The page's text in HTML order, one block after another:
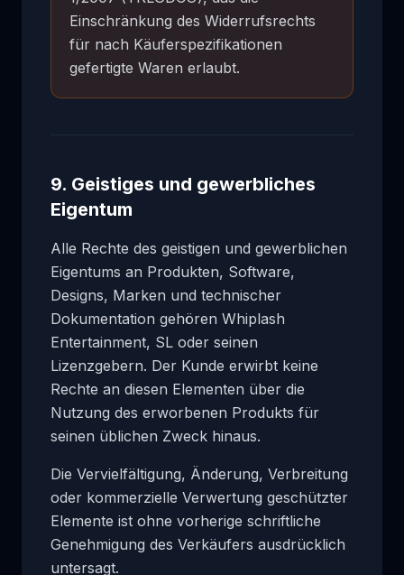
Einschränkung des Widerrufsrechts
für nach Käuferspezifikationen
gefertigte Waren erlaubt.
9. Geistiges und gewerbliches
Eigentum
Alle Rechte des geistigen und gewerblichen
Eigentums an Produkten, Software,
Designs, Marken und technischer
Dokumentation gehören Whiplash
Entertainment, SL oder seinen
Lizenzgebern. Der Kunde erwirbt keine
Rechte an diesen Elementen über die
Nutzung des erworbenen Produkts für
seinen üblichen Zweck hinaus.
Die Vervielfältigung, Änderung, Verbreitung
oder kommerzielle Verwertung geschützter
Elemente ist ohne vorherige schriftliche
Genehmigung des Verkäufers ausdrücklich
untersagt.